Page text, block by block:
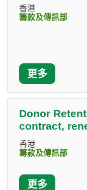
香港
籌款及傳訊部
更多
Donor
contract,
香港
籌款及傳訊部
更多